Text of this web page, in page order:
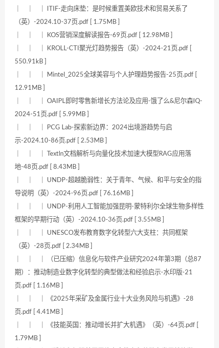
｜ ｜ ｜ ITIF-走向床垫：是时候重置美欧技术和贸易关系了
（英）-2024.10-37页.pdf [ 1.75MB ]
｜ ｜ ｜ KOS营销深度解读报告-69页.pdf [ 12.98MB ]
｜ ｜ ｜ KROLL-CTI聚光灯趋势报告（英）-2024-21页.pdf [
550.91kB ]
｜ ｜ ｜ Mintel_2025全球美容与个人护理趋势报告-25页.pdf [
12.91MB ]
｜ ｜ ｜ OAIPL即时零售新增长方法论及应用-饿了么&尼尔森IQ-
2024-51页.pdf [ 5.99MB ]
｜ ｜ ｜ PCG Lab-探索新边界：2024出境游趋势与启
示-2024.10-86页.pdf [ 2.53MB ]
｜ ｜ ｜ Textln文档解析与向量化技术加速大模型RAG应用落
地-48页.pdf [ 8.43MB ]
｜ ｜ ｜ UNDP-超越脆弱性：关于青年、气候、和平与安全的指
导说明（英）-2024-96页.pdf [ 76.16MB ]
｜ ｜ ｜ UNDP-利用人工智能加强昆明-蒙特利尔全球生物多样性
框架的早期行动（英）-2024.10-36页.pdf [ 3.55MB ]
｜ ｜ ｜ UNESCO发布教育数字化转型六大支柱：共同框架
（英）-28页.pdf [ 2.34MB ]
｜ ｜ ｜ （已压缩）信息化与软件产业研究2024年第3期（总87
期）：推动制造业数字化转型的典型做法和经验启示-水印版-21
页.pdf [ 1.16MB ]
｜ ｜ ｜ 《2025年采矿及金属行业十大业务风险与机遇》-28
页.pdf [ 4.41MB ]
｜ ｜ ｜ 《技能英国：推动增长并扩大机遇》（英）-64页.pdf [
1.79MB ]